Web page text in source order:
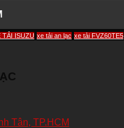
TẢI ISUZU xe tải an lạc xe tải FVZ60TE5
Tân, TP.HCM